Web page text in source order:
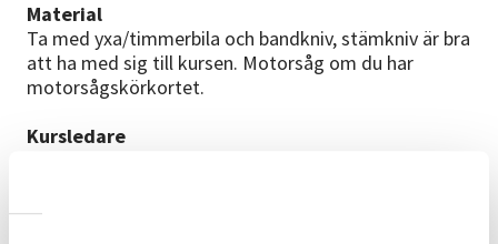
Material
Ta med yxa/timmerbila och bandkniv, stämkniv är bra
att ha med sig till kursen. Motorsåg om du har
motorsågskörkortet.
Kursledare
virkesförädling på yrkeshögskolan. Utbildningen